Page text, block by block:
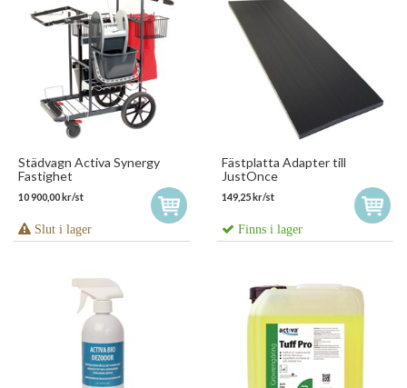
Städvagn Activa Synergy
Fastighet
10 900,00 kr/st
Slut i lager
Fästplatta Adapter till
JustOnce
149,25 kr/st
Finns i lager